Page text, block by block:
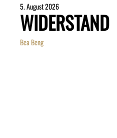
5. August 2026
WIDERSTAND
Bea Beng